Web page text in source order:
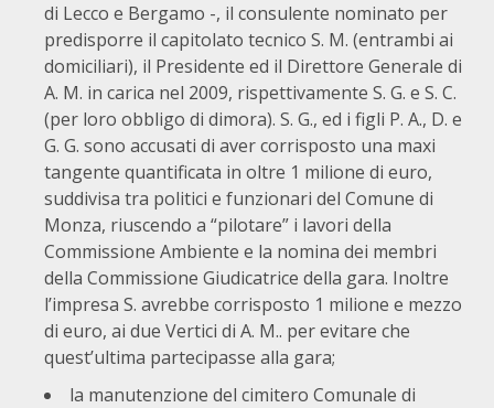
di Lecco e Bergamo -, il consulente nominato per
predisporre il capitolato tecnico S. M. (entrambi ai
domiciliari), il Presidente ed il Direttore Generale di
A. M. in carica nel 2009, rispettivamente S. G. e S. C.
(per loro obbligo di dimora). S. G., ed i figli P. A., D. e
G. G. sono accusati di aver corrisposto una maxi
tangente quantificata in oltre 1 milione di euro,
suddivisa tra politici e funzionari del Comune di
Monza, riuscendo a “pilotare” i lavori della
Commissione Ambiente e la nomina dei membri
della Commissione Giudicatrice della gara. Inoltre
l’impresa S. avrebbe corrisposto 1 milione e mezzo
di euro, ai due Vertici di A. M.. per evitare che
quest’ultima partecipasse alla gara;
la manutenzione del cimitero Comunale di